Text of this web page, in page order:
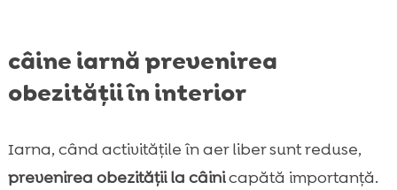
câine iarnă prevenirea
obezității în interior
Iarna, când activitățile în aer liber sunt reduse,
prevenirea obezității la câinicapătă importanță.